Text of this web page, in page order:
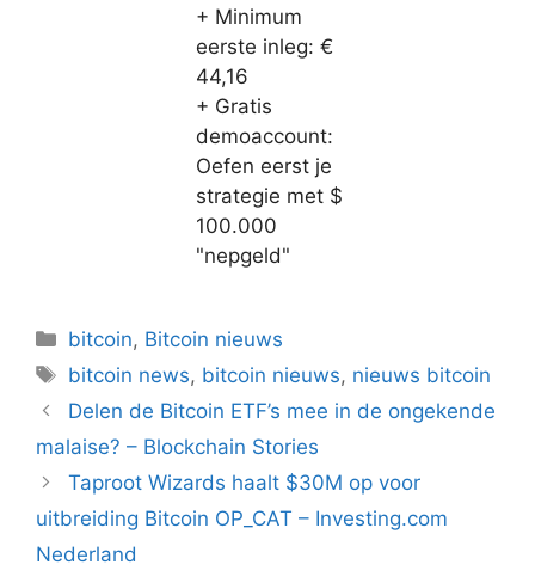
+ Minimum
eerste inleg: €
44,16
+ Gratis
demoaccount:
Oefen eerst je
strategie met $
100.000
"nepgeld"
Categorieën
bitcoin, Bitcoin nieuws
Tags
bitcoin news, bitcoin nieuws, nieuws bitcoin
Berichtnavigatie
Delen de Bitcoin ETF’s mee in de ongekende
malaise? – Blockchain Stories
Taproot Wizards haalt $30M op voor
uitbreiding Bitcoin OP_CAT – Investing.com
Nederland